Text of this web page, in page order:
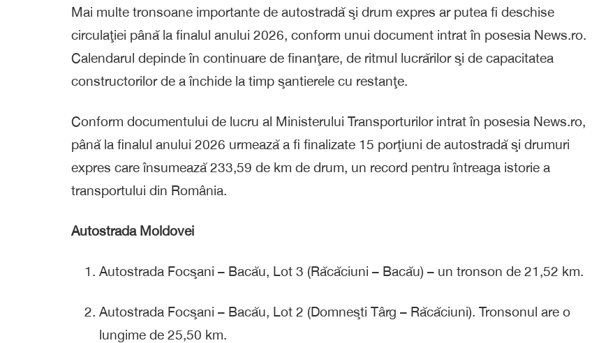
Mai multe tronsoane importante de autostradă şi drum expres ar putea fi deschise
circulaţiei până la finalul anului 2026, conform unui document intrat în posesia News.ro.
Calendarul depinde în continuare de finanţare, de ritmul lucrărilor şi de capacitatea
constructorilor de a închide la timp şantierele cu restanţe.
Conform documentului de lucru al Ministerului Transporturilor intrat în posesia News.ro,
până la finalul anului 2026 urmează a fi finalizate 15 porţiuni de autostradă şi drumuri
expres care însumează 233,59 de km de drum, un record pentru întreaga istorie a
transportului din România.
Autostrada Moldovei
Autostrada Focşani – Bacău, Lot 3 (Răcăciuni – Bacău) – un tronson de 21,52 km.
Autostrada Focşani – Bacău, Lot 2 (Domneşti Târg – Răcăciuni). Tronsonul are o
lungime de 25,50 km.